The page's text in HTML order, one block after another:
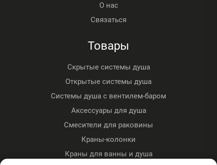
О нас
Связаться
Товары
Скрытые системы душа
Открытые системы душа
Системы душа с вентилем-баром
Аксессуары для душа
Смесители для раковины
Краны-колонки
Краны для ванны и душа